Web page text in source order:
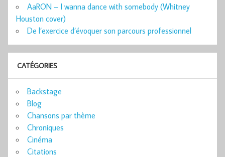
AaRON – I wanna dance with somebody (Whitney
Houston cover)
De l’exercice d’évoquer son parcours professionnel
CATÉGORIES
Backstage
Blog
Chansons par thème
Chroniques
Cinéma
Citations